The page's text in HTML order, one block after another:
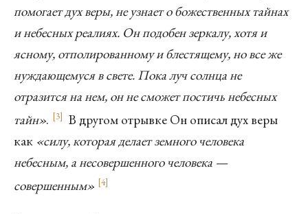
помогает дух веры, не узнает о божественных тайнах
и небесных реалиях. Он подобен зеркалу, хотя и
ясному, отполированному и блестящему, но все же
нуждающемуся в свете. Пока луч солнца не
отразится на нем, он не сможет постичь небесных
тайн». [3] В другом отрывке Он описал дух веры
как «силу, которая делает земного человека
небесным, а несовершенного человека —
совершенным» [4]